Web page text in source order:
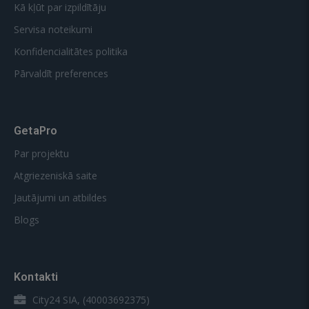
Kā kļūt par izpildītāju
Servisa noteikumi
Konfidencialitātes politika
Pārvaldīt preferences
GetaPro
Par projektu
Atgriezeniskā saite
Jautājumi un atbildes
Blogs
Kontakti
City24 SIA, (40003692375)